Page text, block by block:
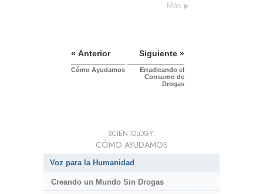
Más
« Anterior
Cómo Ayudamos
Siguiente »
Erradicando el
Consumo de
Drogas
SCIENTOLOGY:
CÓMO AYUDAMOS
Voz para la Humanidad
Creando un Mundo Sin Drogas